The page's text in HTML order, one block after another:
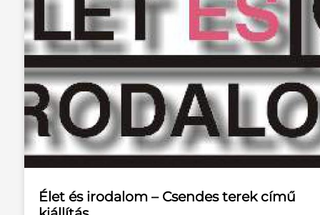
Élet és irodalom – Csendes terek című